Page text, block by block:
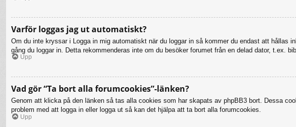
Varför loggas jag ut automatiskt?
Om du inte kryssar i Logga in mig automatiskt när du loggar in så kommer du endast att
gång du loggar in. Detta rekommenderas inte om du besöker forumet från en delad dator, t.ex.
Upp
Vad gör “Ta bort alla forumcookies”-länken?
Genom att klicka på den länken så tas alla cookies som har skapats av phpBB3 bort. Dessa
problem med att logga in eller logga ut så kan det hjälpa att ta bort alla forumcookies.
Upp